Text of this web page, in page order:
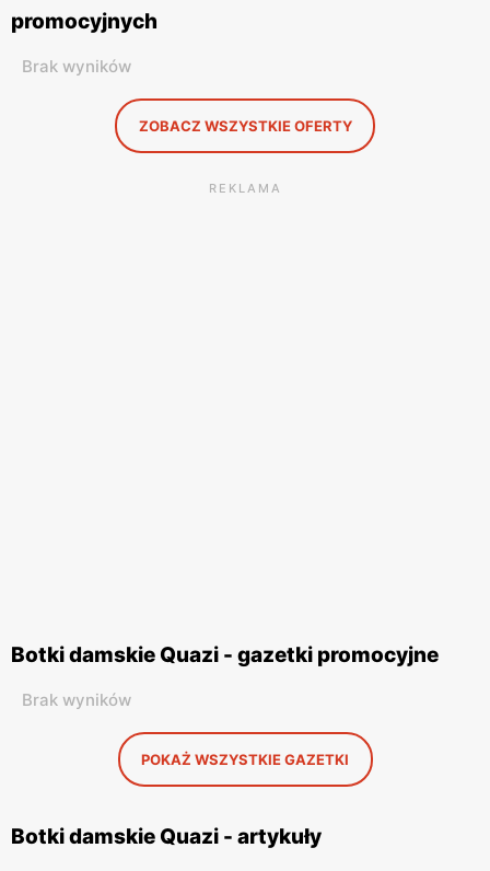
promocyjnych
Brak wyników
ZOBACZ WSZYSTKIE OFERTY
REKLAMA
Botki damskie Quazi - gazetki promocyjne
Brak wyników
POKAŻ WSZYSTKIE GAZETKI
Botki damskie Quazi - artykuły